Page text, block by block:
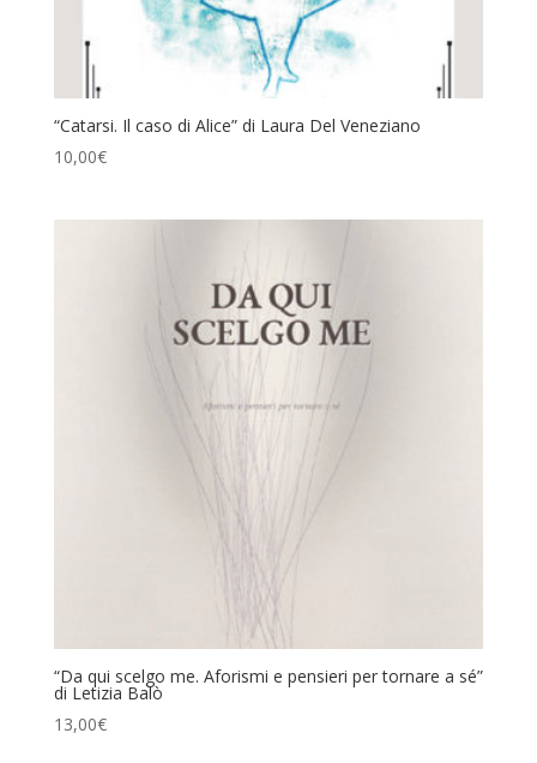
“Catarsi. Il caso di Alice” di Laura Del Veneziano
10,00€
“Da qui scelgo me. Aforismi e pensieri per tornare a sé”
di Letizia Balò
13,00€